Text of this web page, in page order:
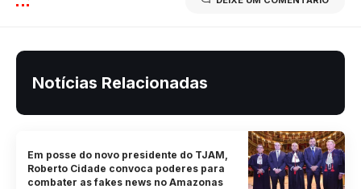
Notícias Relacionadas
Em posse do novo presidente do TJAM,
Roberto Cidade convoca poderes para
combater as fakes news no Amazonas